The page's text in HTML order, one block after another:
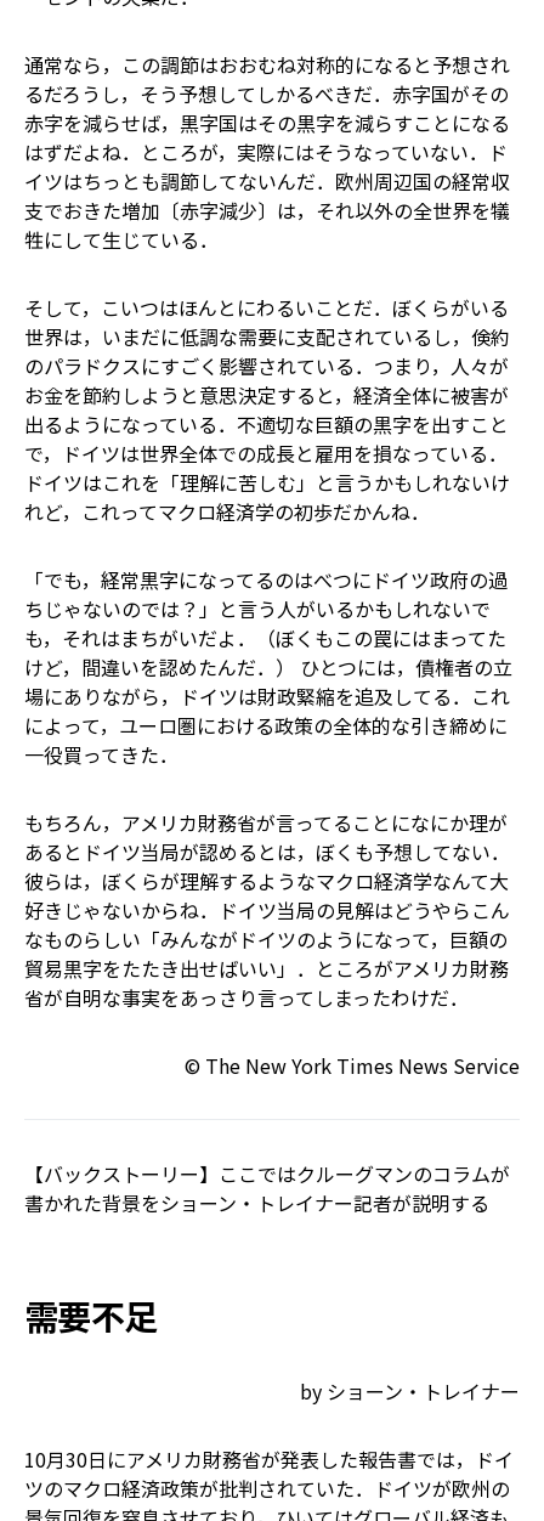
通常なら，この調節はおおむね対称的になると予想され
るだろうし，そう予想してしかるべきだ．赤字国がその
赤字を減らせば，黒字国はその黒字を減らすことになる
はずだよね．ところが，実際にはそうなっていない．ド
イツはちっとも調節してないんだ．欧州周辺国の経常収
支でおきた増加〔赤字減少〕は，それ以外の全世界を犠
牲にして生じている．
そして，こいつはほんとにわるいことだ．ぼくらがいる
世界は，いまだに低調な需要に支配されているし，倹約
のパラドクスにすごく影響されている．つまり，人々が
お金を節約しようと意思決定すると，経済全体に被害が
出るようになっている．不適切な巨額の黒字を出すこと
で，ドイツは世界全体での成長と雇用を損なっている．
ドイツはこれを「理解に苦しむ」と言うかもしれないけ
れど，これってマクロ経済学の初歩だかんね．
「でも，経常黒字になってるのはべつにドイツ政府の過
ちじゃないのでは？」と言う人がいるかもしれない――で
も，それはまちがいだよ．（ぼくもこの罠にはまってた
けど，間違いを認めたんだ．） ひとつには，債権者の立
場にありながら，ドイツは財政緊縮を追及してる．これ
によって，ユーロ圏における政策の全体的な引き締めに
一役買ってきた．
もちろん，アメリカ財務省が言ってることになにか理が
あるとドイツ当局が認めるとは，ぼくも予想してない．
彼らは，ぼくらが理解するようなマクロ経済学なんて大
好きじゃないからね．ドイツ当局の見解はどうやらこん
なものらしい――「みんながドイツのようになって，巨額の
貿易黒字をたたき出せばいい」．ところがアメリカ財務
省が自明な事実をあっさり言ってしまったわけだ．
© The New York Times News Service
【バックストーリー】ここではクルーグマンのコラムが
書かれた背景をショーン・トレイナー記者が説明する
需要不足
by ショーン・トレイナー
10月30日にアメリカ財務省が発表した報告書では，ドイ
ツのマクロ経済政策が批判されていた．ドイツが欧州の